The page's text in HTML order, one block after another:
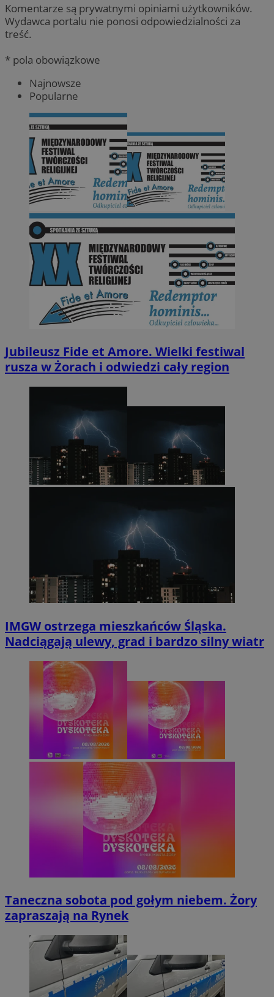
Komentarze są prywatnymi opiniami użytkowników.
Wydawca portalu nie ponosi odpowiedzialności za
treść.
* pola obowiązkowe
Najnowsze
Popularne
Jubileusz Fide et Amore. Wielki festiwal
rusza w Żorach i odwiedzi cały region
IMGW ostrzega mieszkańców Śląska.
Nadciągają ulewy, grad i bardzo silny wiatr
Taneczna sobota pod gołym niebem. Żory
zapraszają na Rynek